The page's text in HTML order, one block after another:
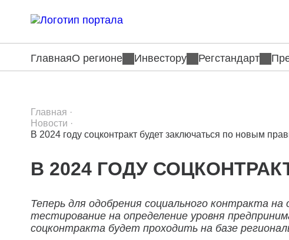
ГлавнаяО регионе Инвестору Регстандарт
Главная ·
Новости ·
В 2024 году соцконтракт будет заключаться по новым
В 2024 ГОДУ
Теперь для одобрения социального контракта
тестирование на определение уровня
соцконтракта будет проходить на базе